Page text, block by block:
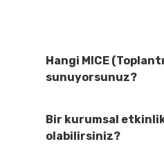
Hangi MICE
sunuyorsunuz?
Bir kurumsal
olabilirsiniz?